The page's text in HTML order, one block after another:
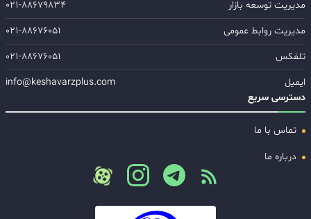
مدیریت توسعه بازار
۰۲۱-۸۸۶۷۹۸۳۴
مدیریت روابط عمومی
۰۲۱-۸۸۶۷۶۰۵۱
تلفکس
۰۲۱-۸۸۶۷۶۰۵۱
ایمیل
info@keshavarzplus.com
دسترسی سریع
تماس با ما
درباره ما